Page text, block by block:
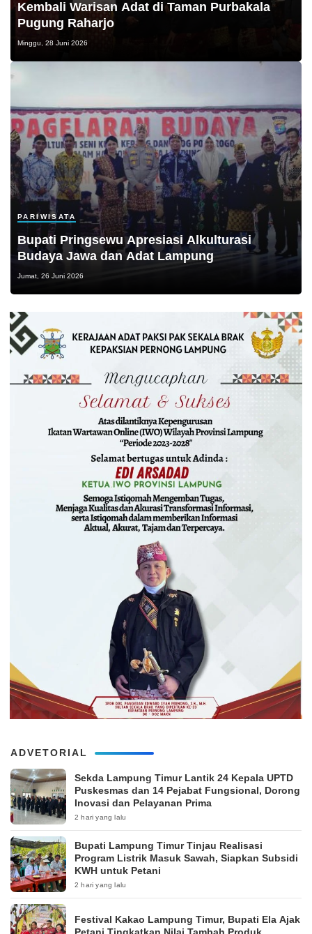
Kembali Warisan Adat di Taman Purbakala
Pugung Raharjo
Minggu, 28 Juni 2026
PARIWISATA
Bupati Pringsewu Apresiasi Alkulturasi
Budaya Jawa dan Adat Lampung
Jumat, 26 Juni 2026
ADVETORIAL
‎Sekda Lampung Timur Lantik 24 Kepala UPTD
Puskesmas dan 14 Pejabat Fungsional, Dorong
Inovasi dan Pelayanan Prima
2 hari yang lalu
Bupati Lampung Timur Tinjau Realisasi
Program Listrik Masuk Sawah, Siapkan Subsidi
KWH untuk Petani
2 hari yang lalu
‎Festival Kakao Lampung Timur, Bupati Ela Ajak